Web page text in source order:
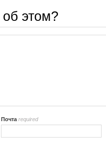
этом?
Почта required